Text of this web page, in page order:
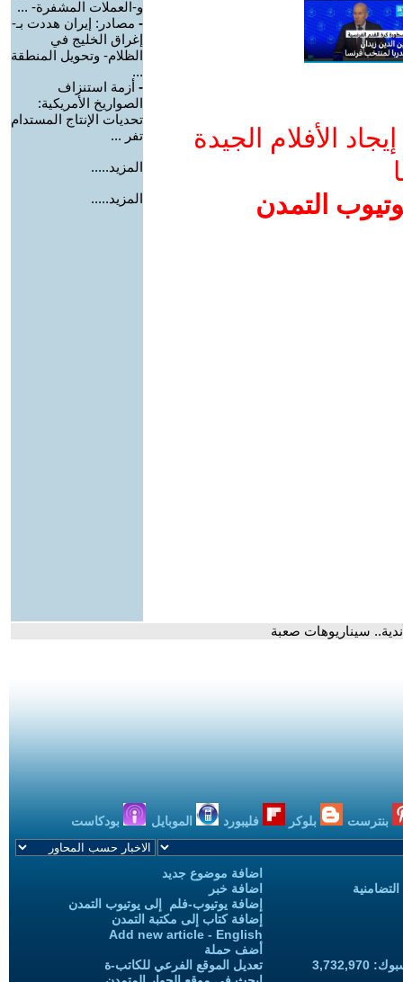
الأفلام الجيدة
التمدن
و-العملات المشفرة- ...
- مصادر: إيران هددت بـ-
إغراق الخليج في
الظلام- وتحويل المنطقة
...
- أزمة استنزاف
الصواريخ الأمريكية:
تحديات الإنتاج المستدام
تفر ...
المزيد.....
المزيد.....
سيناريوهات صعبة
بنترست بلوكر فليبورد الموبايل بودكاست
اضافة موضوع جديد
اضافة خبر
إضافة يوتيوب-فلم إلى يوتيوب التمدن
إضافة كتاب إلى مكتبة التمدن
Add new article - English
أضف حملة
تعديل الموقع الفرعي للكاتب-ة